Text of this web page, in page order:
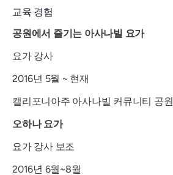
교육 경험
공원에서 즐기는 아사나빌 요가
요가 강사
2016년 5월 ~ 현재
캘리포니아주 아사나빌 커뮤니티 공원
오하나 요가
요가 강사 보조
2016년 6월~8월